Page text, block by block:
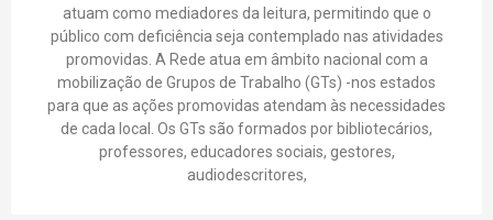
atuam como mediadores da leitura, permitindo que o
público com deficiência seja contemplado nas atividades
promovidas. A Rede atua em âmbito nacional com a
mobilização de Grupos de Trabalho (GTs) -nos estados
para que as ações promovidas atendam às necessidades
de cada local. Os GTs são formados por bibliotecários,
professores, educadores sociais, gestores,
audiodescritores,